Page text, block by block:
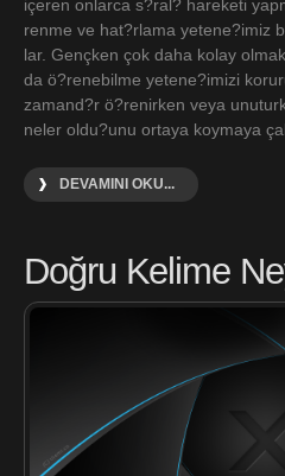
içeren onlarca s?ral? hareketi
renme ve hat?rlama yetene?imiz
lar. Gençken çok daha kolay
da ö?renebilme yetene?imizi
zamand?r ö?renirken veya
neler oldu?unu ortaya koymaya
DEVAMINI OKU...
Doğru Kelime